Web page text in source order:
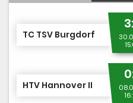
TC TSV Burgdorf
HTV Hannover II